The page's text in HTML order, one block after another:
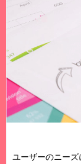
ユーザーのニー